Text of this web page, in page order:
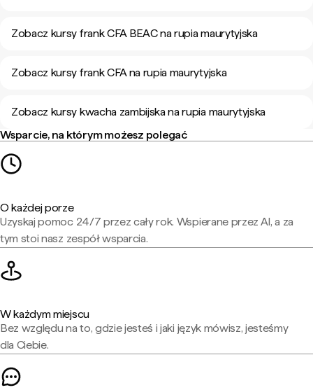
Zobacz kursy frank CFA BEAC na rupia maurytyjska
Zobacz kursy frank CFA na rupia maurytyjska
Zobacz kursy kwacha zambijska na rupia maurytyjska
Wsparcie, na którym możesz polegać
O każdej porze
Uzyskaj pomoc 24/7 przez cały rok. Wspierane przez AI, a za
tym stoi nasz zespół wsparcia.
W każdym miejscu
Bez względu na to, gdzie jesteś i jaki język mówisz, jesteśmy
dla Ciebie.